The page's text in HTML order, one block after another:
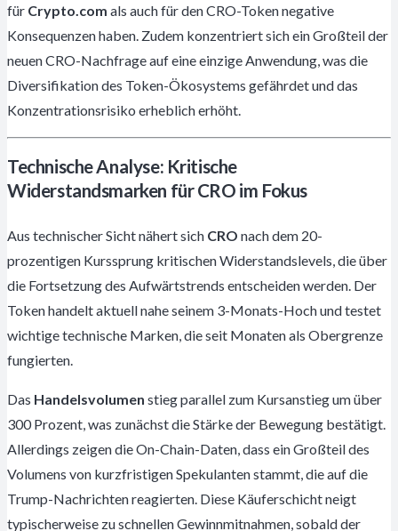
für Crypto.com als auch für den CRO-Token negative
Konsequenzen haben. Zudem konzentriert sich ein Großteil der
neuen CRO-Nachfrage auf eine einzige Anwendung, was die
Diversifikation des Token-Ökosystems gefährdet und das
Konzentrationsrisiko erheblich erhöht.
Technische Analyse: Kritische
Widerstandsmarken für CRO im Fokus
Aus technischer Sicht nähert sich CRO nach dem 20-
prozentigen Kurssprung kritischen Widerstandslevels, die über
die Fortsetzung des Aufwärtstrends entscheiden werden. Der
Token handelt aktuell nahe seinem 3-Monats-Hoch und testet
wichtige technische Marken, die seit Monaten als Obergrenze
fungierten.
Das Handelsvolumen stieg parallel zum Kursanstieg um über
300 Prozent, was zunächst die Stärke der Bewegung bestätigt.
Allerdings zeigen die On-Chain-Daten, dass ein Großteil des
Volumens von kurzfristigen Spekulanten stammt, die auf die
Trump-Nachrichten reagierten. Diese Käuferschicht neigt
typischerweise zu schnellen Gewinnmitnahmen, sobald der